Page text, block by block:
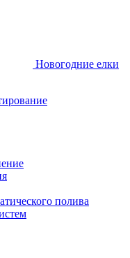
Новогодние елки
полива